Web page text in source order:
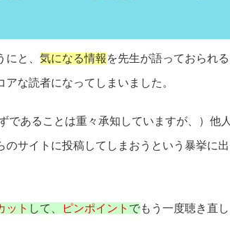
と、 気になる情報 を先生が語っておられる
な読者になってしまいました。
であることは重々承知していますが、）他人
サイトに投稿してしまおうという暴挙に出
ット して、 ピンポイント でもう一度聴き直し